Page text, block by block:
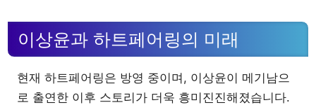
이상윤과 하트페어링의 미래
현재 하트페어링은 방영 중이며, 이상윤이 메기남으
로 출연한 이후 스토리가 더욱 흥미진진해졌습니다.